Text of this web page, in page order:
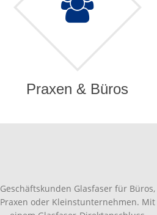
Praxen & Büros
Geschäftskunden Glasfaser für Büros,
Praxen oder Kleinstunternehmen. Mit